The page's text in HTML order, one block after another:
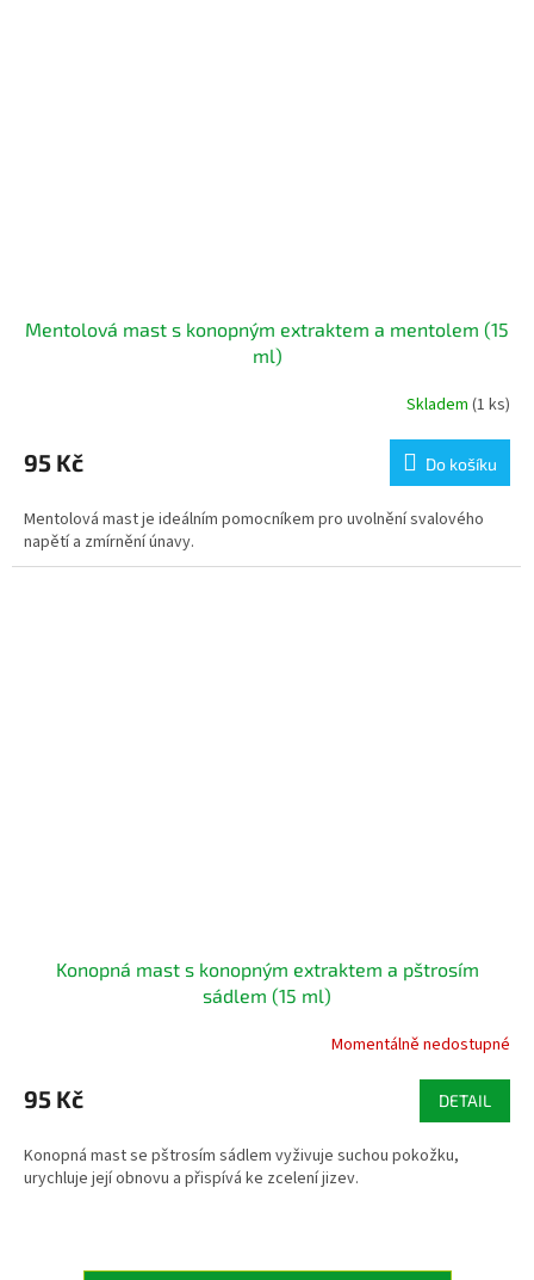
Mentolová mast s konopným extraktem a mentolem (15
ml)
Skladem (1 ks)
95 Kč Do košíku
Mentolová mast je ideálním pomocníkem pro uvolnění svalového
napětí a zmírnění únavy.
Konopná mast s konopným extraktem a pštrosím
sádlem (15 ml)
produktu
je
z
5
Momentálně nedostupné
95 Kč DETAIL
Konopná mast se pštrosím sádlem vyživuje suchou pokožku,
urychluje její obnovu a přispívá ke zcelení jizev.